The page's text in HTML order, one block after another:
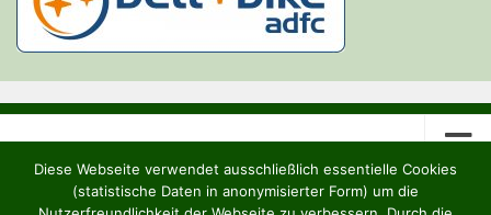
Diese Webseite verwendet ausschließlich essentielle Cookies
(statistische Daten in anonymisierter Form) um die